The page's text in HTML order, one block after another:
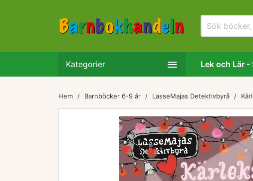
Kategorier  Lek och Lär -
Hem Barnböcker 6-9 år LasseMajas Detektivbyrå